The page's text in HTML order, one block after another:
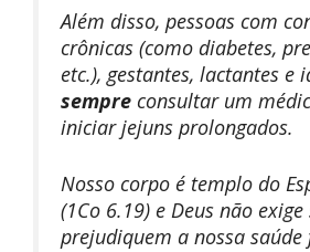
Além disso, pessoas com
crônicas (como diabetes,
etc.), gestantes, lactantes e
sempre consultar um
iniciar jejuns prolongados.
Nosso corpo é templo do
(1Co 6.19) e Deus não
prejudiquem a nossa saúde